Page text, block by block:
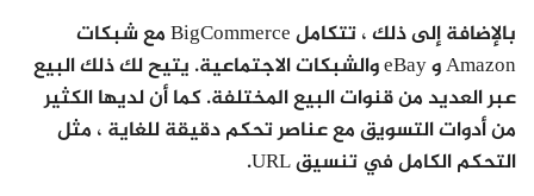
بالإضافة إلى ذلك ، تتكامل BigCommerce مع شبكات
Amazon و eBay والشبكات الاجتماعية. يتيح لك ذلك البيع
عبر العديد من قنوات البيع المختلفة. كما أن لديها الكثير
من أدوات التسويق مع عناصر تحكم دقيقة للغاية ، مثل
التحكم الكامل في تنسيق URL.